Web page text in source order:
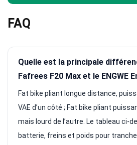
FAQ
Quelle est la principale
Fafrees F20 Max et le ENGWE
Fat bike pliant longue distance,
VAE d’un côté ; Fat bike pliant
mais lourd de l’autre. Le tableau ci-
batterie, freins et poids pour